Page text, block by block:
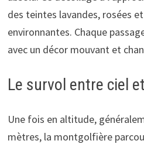
des teintes lavandes, rosées
environnantes. Chaque
avec un décor mouvant et
Le survol entre ciel
Une fois en altitude,
mètres, la montgolfière